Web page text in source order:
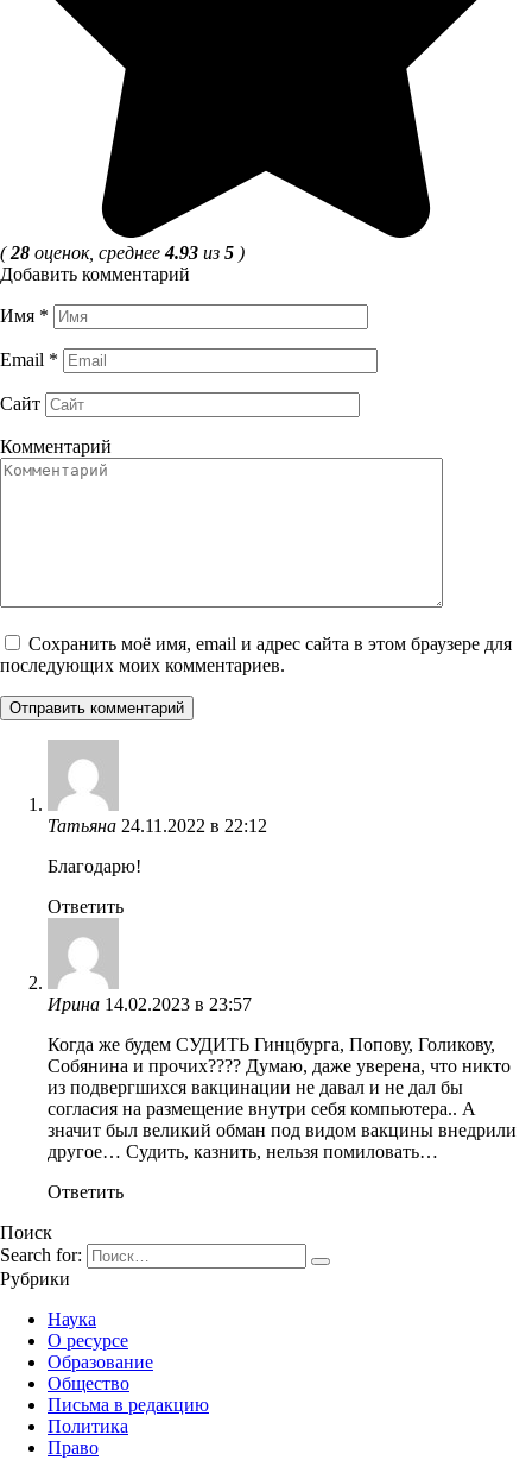
(28 оценок, среднее4.93 из 5 )
Добавить комментарий
Имя *
Email *
Сайт
Комментарий
Сохранить моё имя, email и адрес сайта в этом браузере для
последующих моих комментариев.
Татьяна 24.11.2022 в 22:12
Благодарю!
Ответить
Ирина 14.02.2023 в 23:57
Когда же будем СУДИТЬ Гинцбурга, Попову, Голикову,
Собянина и прочих???? Думаю, даже уверена, что никто
из подвергшихся вакцинации не давал и не дал бы
согласия на размещение внутри себя компьютера.. А
значит был великий обман под видом вакцины внедрили
другое… Судить, казнить, нельзя помиловать…
Ответить
Поиск
Search for:
Рубрики
Наука
О ресурсе
Образование
Общество
Письма в редакцию
Политика
Право